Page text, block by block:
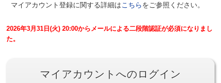
マイアカウント登録に関する詳細はこちらをご参照ください。
2026年3月31日(火) 20:00からメールによる二段階認証が必須になりまし
た。
マイアカウントへのログイン